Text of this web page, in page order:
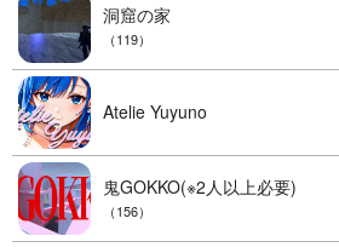
洞窟の家
（119）
Atelie Yuyuno
鬼GOKKO(※2人以上必要)
（156）